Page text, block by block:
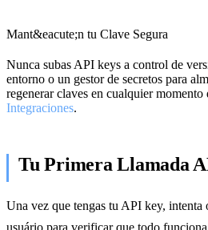
Mant&eacute;n tu Clave Segura
Nunca subas API keys a control de
entorno o un gestor de secretos para
regenerar claves en cualquier momento
Integraciones.
Tu Primera Llamada
Una vez que tengas tu API key,
usuário para verificar que todo